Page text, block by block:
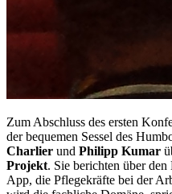
Zum Abschluss des ersten
der bequemen Sessel des
Charlier und Philipp Kumar
Projekt. Sie berichten über
App, die Pflegekräfte bei der